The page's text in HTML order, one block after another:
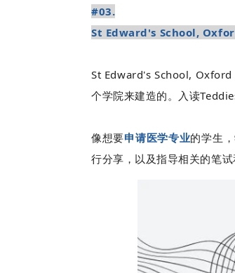
#03.
St Edward's School,
St Edward's School, Oxford
个学院来建造的。入读
像想要申请医学专业的学生
行分享，以及指导相关的笔试